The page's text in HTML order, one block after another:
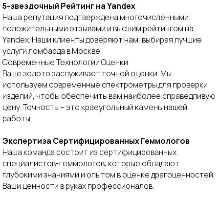
5-звездочный Рейтинг на Yandex
Наша репутация подтверждена многочисленными
положительными отзывами и высшим рейтингом на
Yandex. Наши клиенты доверяют нам, выбирая лучшие
услуги ломбарда в Москве.
Современные Технологии Оценки
Ваше золото заслуживает точной оценки. Мы
используем современные спектрометры для проверки
изделий, чтобы обеспечить вам наиболее справедливую
цену. Точность – это краеугольный камень нашей
работы.
Экспертиза Сертифицированных Геммологов
Наша команда состоит из сертифицированных
специалистов-геммологов, которые обладают
глубокими знаниями и опытом в оценке драгоценностей.
Ваши ценности в руках профессионалов.
60 000+ положительных
отзывов
от реальных
Рейтинг в Яндексе 5.00
Все отзывы